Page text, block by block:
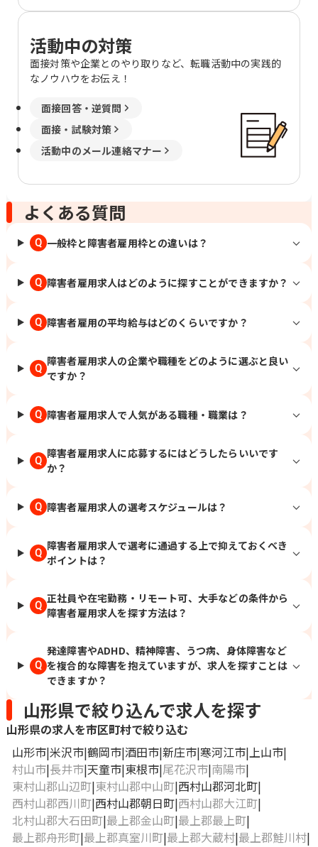
活動中の対策
面接対策や企業とのやり取りなど、転職活動中の実践的
なノウハウをお伝え！
面接回答・逆質問
面接・試験対策
活動中のメール連絡マナー
よくある質問
Q 一般枠と障害者雇用枠との違いは？
Q 障害者雇用求人はどのように探すことができますか？
Q 障害者雇用の平均給与はどのくらいですか？
Q
障害者雇用求人の企業や職種をどのように選ぶと良い
ですか？
Q 障害者雇用求人で人気がある職種・職業は？
Q
障害者雇用求人に応募するにはどうしたらいいです
か？
Q 障害者雇用求人の選考スケジュールは？
Q
障害者雇用求人で選考に通過する上で抑えておくべき
ポイントは？
Q
正社員や在宅勤務・リモート可、大手などの条件から
障害者雇用求人を探す方法は？
Q
発達障害やADHD、精神障害、うつ病、身体障害など
を複合的な障害を抱えていますが、求人を探すことは
できますか？
山形県で絞り込んで求人を探す
山形県の求人を市区町村で絞り込む
山形市 米沢市 鶴岡市 酒田市 新庄市 寒河江市 上山市
村山市 長井市 天童市 東根市 尾花沢市 南陽市
東村山郡山辺町 東村山郡中山町 西村山郡河北町
西村山郡西川町 西村山郡朝日町 西村山郡大江町
北村山郡大石田町 最上郡金山町 最上郡最上町
最上郡舟形町 最上郡真室川町 最上郡大蔵村 最上郡鮭川村